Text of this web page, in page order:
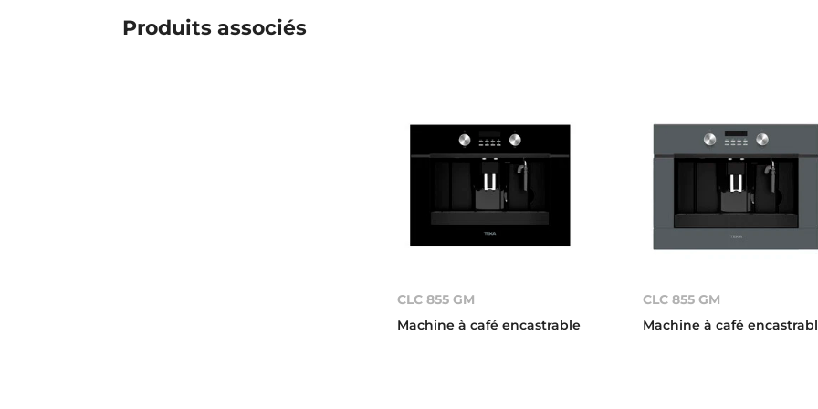
Produits associés
CLC 855 GM
Machine à café encastrable
CLC 855 GM
Machine à café